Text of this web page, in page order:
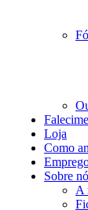
Loja
Como
Sobre
A